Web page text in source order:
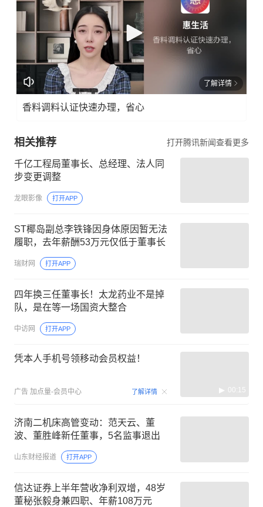
了解详情
香料调料认证快速办理，省心
相关推荐 打开腾讯新闻查看更多
千亿工程局董事长、总经理、法人同
步变更调整
龙眼影像 打开APP
ST椰岛副总李铁锋因身体原因暂无法
履职，去年薪酬53万元仅低于董事长
瑞财网 打开APP
四年换三任董事长！太龙药业不是掉
队，是在等一场国资大整合
中访网 打开APP
凭本人手机号领移动会员权益！
广告 加点量-会员中心 了解详情 00:15
济南二机床高管变动：范天云、董
波、董胜峰新任董事，5名监事退出
山东财经报道 打开APP
信达证券上半年营收净利双增，48岁
董秘张毅身兼四职、年薪108万元